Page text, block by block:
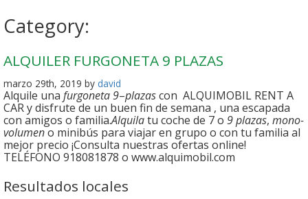
Category:
ALQUILER FURGONETA 9 PLAZAS
marzo 29th, 2019 by david
Alquile una furgoneta 9–plazascon ALQUIMOBIL RENT A
CAR y disfrute de un buen fin de semana , una escapada
con amigos o familia.Alquilatu coche de 7 o 9 plazas, mono-
volumeno minibús para viajar en grupo o con tu familia al
mejor precio ¡Consulta nuestras ofertas online!
TELÉFONO 918081878 o www.alquimobil.com
Resultados locales